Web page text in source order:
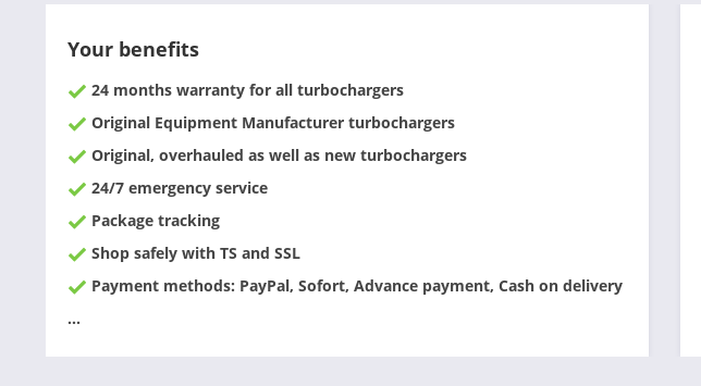
Your benefits
24 months warranty for all turbochargers
Original Equipment Manufacturer turbochargers
Original, overhauled as well as new turbochargers
24/7 emergency service
Package tracking
Shop safely with TS and SSL
Payment methods: PayPal, Sofort, Advance payment, Cash on delivery
...